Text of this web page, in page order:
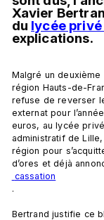
Xavier
du lycée
explications.
Malgré un
région Hauts-de-
refuse de reverser
externat pour
euros, au lycée
administratif de
région pour
d’ores et déjà
cassation
.
Bertrand justifie ce